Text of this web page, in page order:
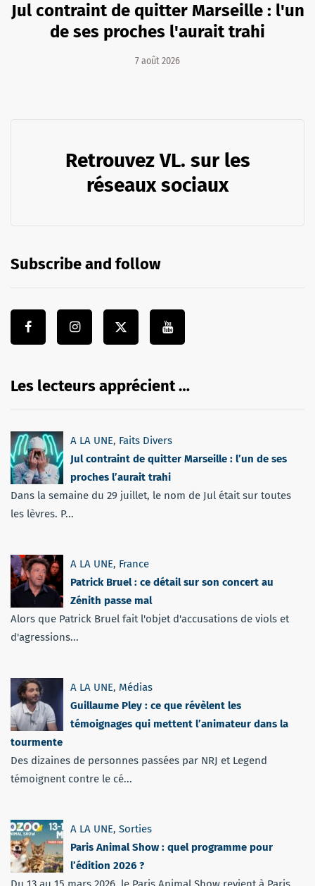
Jul contraint de quitter Marseille : l'un
de ses proches l'aurait trahi
7 août 2026
Retrouvez VL. sur les
réseaux sociaux
Subscribe and follow
Les lecteurs apprécient …
A LA UNE, Faits Divers
Jul contraint de quitter Marseille : l’un de ses
proches l’aurait trahi
Dans la semaine du 29 juillet, le nom de Jul était sur toutes
les lèvres. P...
A LA UNE, France
Patrick Bruel : ce détail sur son concert au
Zénith passe mal
Alors que Patrick Bruel fait l'objet d'accusations de viols et
d'agressions...
A LA UNE, Médias
Guillaume Pley : ce que révèlent les
témoignages qui mettent l’animateur dans la
tourmente
Des dizaines de personnes passées par NRJ et Legend
témoignent contre le cé...
A LA UNE, Sorties
Paris Animal Show : quel programme pour
l’édition 2026 ?